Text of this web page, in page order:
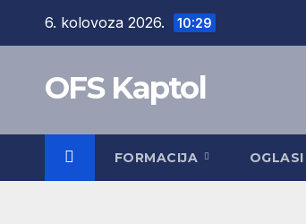
6. kolovoza 2026. 10:29
OFS Kaptol
FORMACIJA OGLASI